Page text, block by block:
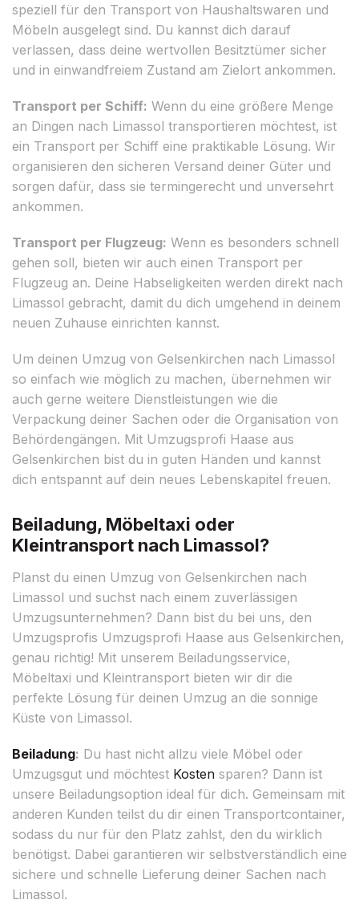
speziell für den Transport von Haushaltswaren und
Möbeln ausgelegt sind. Du kannst dich darauf
verlassen, dass deine wertvollen Besitztümer sicher
und in einwandfreiem Zustand am Zielort ankommen.
Transport per Schiff: Wenn du eine größere Menge
an Dingen nach Limassol transportieren möchtest, ist
ein Transport per Schiff eine praktikable Lösung. Wir
organisieren den sicheren Versand deiner Güter und
sorgen dafür, dass sie termingerecht und unversehrt
ankommen.
Transport per Flugzeug: Wenn es besonders schnell
gehen soll, bieten wir auch einen Transport per
Flugzeug an. Deine Habseligkeiten werden direkt nach
Limassol gebracht, damit du dich umgehend in deinem
neuen Zuhause einrichten kannst.
Um deinen Umzug von Gelsenkirchen nach Limassol
so einfach wie möglich zu machen, übernehmen wir
auch gerne weitere Dienstleistungen wie die
Verpackung deiner Sachen oder die Organisation von
Behördengängen. Mit Umzugsprofi Haase aus
Gelsenkirchen bist du in guten Händen und kannst
dich entspannt auf dein neues Lebenskapitel freuen.
Beiladung, Möbeltaxi oder
Kleintransport nach Limassol?
Planst du einen Umzug von Gelsenkirchen nach
Limassol und suchst nach einem zuverlässigen
Umzugsunternehmen? Dann bist du bei uns, den
Umzugsprofis Umzugsprofi Haase aus Gelsenkirchen,
genau richtig! Mit unserem Beiladungsservice,
Möbeltaxi und Kleintransport bieten wir dir die
perfekte Lösung für deinen Umzug an die sonnige
Küste von Limassol.
Beiladung: Du hast nicht allzu viele Möbel oder
Umzugsgut und möchtest Kosten sparen? Dann ist
unsere Beiladungsoption ideal für dich. Gemeinsam mit
anderen Kunden teilst du dir einen Transportcontainer,
sodass du nur für den Platz zahlst, den du wirklich
benötigst. Dabei garantieren wir selbstverständlich eine
sichere und schnelle Lieferung deiner Sachen nach
Limassol.